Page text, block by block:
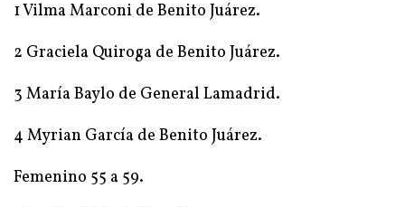
1 Vilma Marconi de Benito Juárez.
2 Graciela Quiroga de Benito Juárez.
3 María Baylo de General Lamadrid.
4 Myrian García de Benito Juárez.
Femenino 55 a 59.